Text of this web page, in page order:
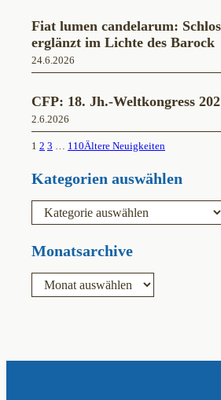
Fiat lumen candelarum:
erglänzt im Lichte des Barock
24.6.2026
CFP: 18. Jh.-Weltkongress
2.6.2026
1 2 3 … 110Ältere Neuigkeiten
Kategorien auswählen
e
g
i
Monatsarchive